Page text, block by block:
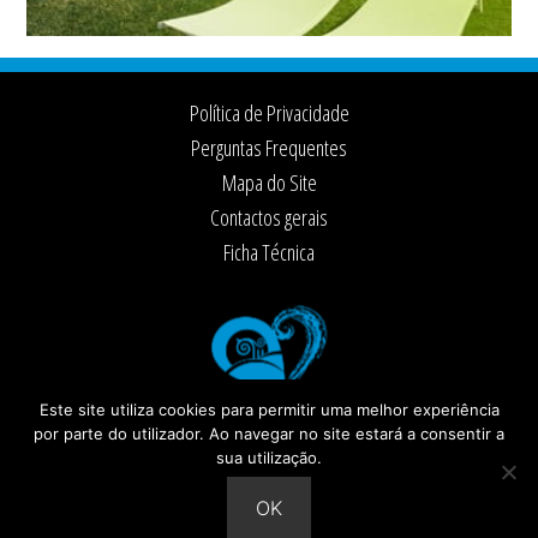
Footer
Política de Privacidade
Perguntas Frequentes
Mapa do Site
Contactos gerais
Ficha Técnica
Câmara Municipal de Santiago do Cacém
Todos os direitos reservados
Este site utiliza cookies para permitir uma melhor experiência
por parte do utilizador. Ao navegar no site estará a consentir a
sua utilização.
OK